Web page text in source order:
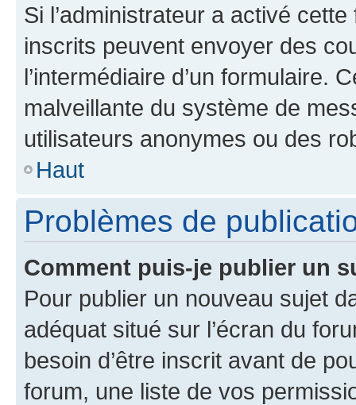
Si l’administrateur a activé
inscrits peuvent envoyer des
l’intermédiaire d’un formulaire.
malveillante du système de
utilisateurs anonymes ou des
Haut
Problèmes de
Comment puis-je publier un
Pour publier un nouveau sujet
adéquat situé sur l’écran du
besoin d’être inscrit avant de
forum, une liste de vos